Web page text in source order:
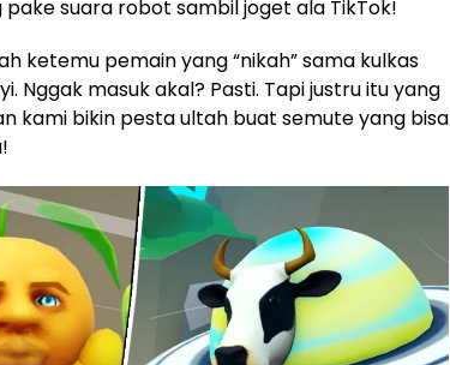
suara robot sambil joget ala TikTok!
ketemu pemain yang “nikah” sama kulkas
Nggak masuk akal? Pasti. Tapi justru itu yang
kami bikin pesta ultah buat semute yang bisa